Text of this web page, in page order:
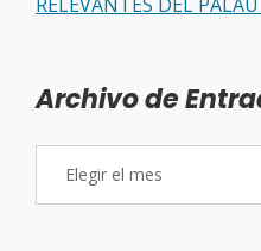
Archivo de